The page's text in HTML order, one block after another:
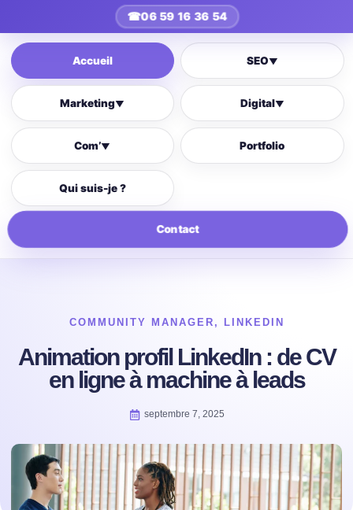
☎06 59 16 36 54
Accueil SEO▼
Marketing▼ Digital▼
Com’▼ Portfolio
Qui suis-je ?
Contact
COMMUNITY MANAGER , LINKEDIN
Animation profil LinkedIn : de CV
en ligne à machine à leads
septembre 7, 2025